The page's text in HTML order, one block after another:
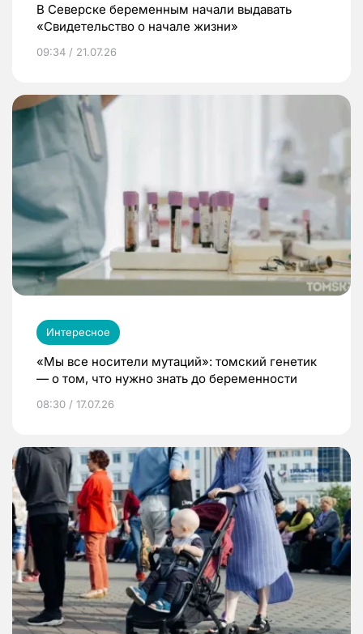
В Северске беременным начали выдавать
«Свидетельство о начале жизни»
09:34 / 21.07.26
Интересное
«Мы все носители мутаций»: томский генетик
— о том, что нужно знать до беременности
08:30 / 17.07.26